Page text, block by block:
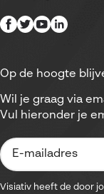
Op de hoogte
Wil je graag via
Vul hieronder je
Visiativ heeft de door